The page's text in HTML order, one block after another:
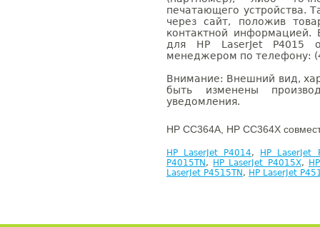
печатающего устройства.
через сайт, положив
контактной информацией.
для HP LaserJet P4015
менеджером по телефону:
Внимание: Внешний вид,
быть изменены
уведомления.
HP CC364A, HP CC364X
HP LaserJet P4014,
HP LaserJet
P4015TN , HP LaserJet P4015X,
LaserJet P4515TN , HP LaserJet